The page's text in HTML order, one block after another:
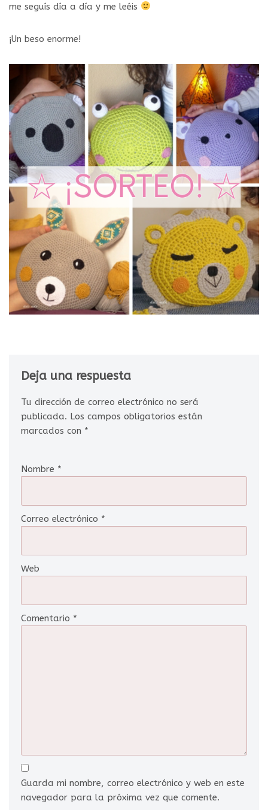
me seguís día a día y me leéis
¡Un beso enorme!
Deja una respuesta
Tu dirección de correo electrónico no será
publicada. Los campos obligatorios están
marcados con *
Nombre *
Correo electrónico *
Web
Comentario *
Guarda mi nombre, correo electrónico y web en este
navegador para la próxima vez que comente.